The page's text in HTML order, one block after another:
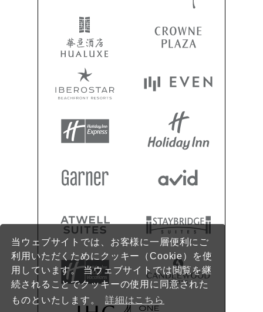
当ウェブサイトでは、お客様に一層便利にご
利用いただくためにクッキー（Cookie）を使
用しています。 当ウェブサイトでは閲覧を継
続されることでクッキーの使用に同意された
ものといたします。
詳細はこちら